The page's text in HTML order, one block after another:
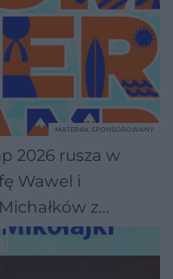
2026 rusza w
Wawel i
z
MATERIAŁ SPONSOROWANY